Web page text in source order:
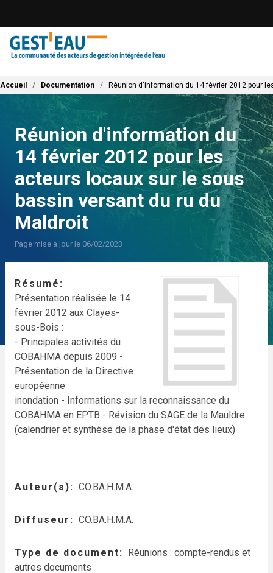
contenu
principal
Fil d'Ariane
Accueil Documentation Réunion d'information du 14 février 2012 pour
Réunion d'information du
14 février 2012 pour les
acteurs locaux sur le sous
bassin versant du ru du
Maldroit
Page mise à jour le 06/02/2023
Résumé
Présentation réalisée le 14
février 2012 aux Clayes-
sous-Bois :
- Principales activités du
COBAHMA depuis 2009 -
Présentation de la Directive
européenne
inondation - Informations sur la reconnaissance du
COBAHMA en EPTB - Révision du SAGE de la Mauldre
(calendrier et synthèse de la phase d'état des lieux)
Auteur(s) CO.BA.H.M.A.
Diffuseur CO.BA.H.M.A.
Type de document
Réunions : compte-rendus et
autres documents